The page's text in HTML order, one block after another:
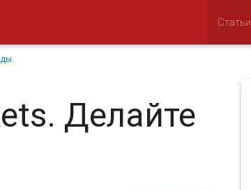
Статьи
Делайте